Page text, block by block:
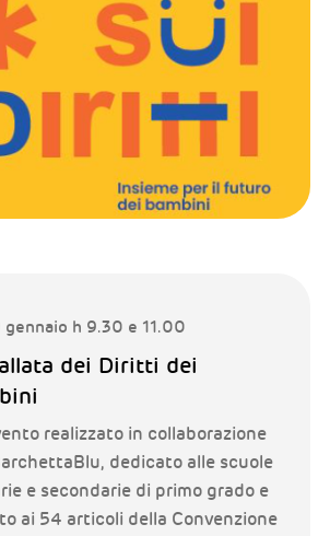
gennaio h 9.30 e 11.00
dei Diritti dei
realizzato in collaborazione
dedicato alle scuole
e secondarie di primo grado e
ai 54 articoli della Convenzione